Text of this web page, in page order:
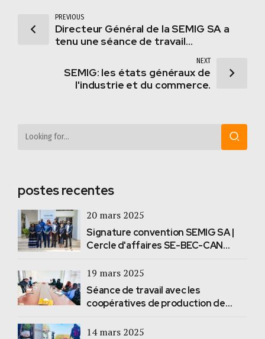
PREVIOUS
Directeur Général de la SEMIG SA a
tenu une séance de travail
l’Énergie
NEXT
SEMIG: les états généraux de
l'industrie et du commerce.
postes recentes
20 mars 2025
Signature convention SEMIG SA |
Cercle d'affaires SE-BEC-CAN
19 mars 2025
Séance de travail avec les
coopératives de production de
14 mars 2025